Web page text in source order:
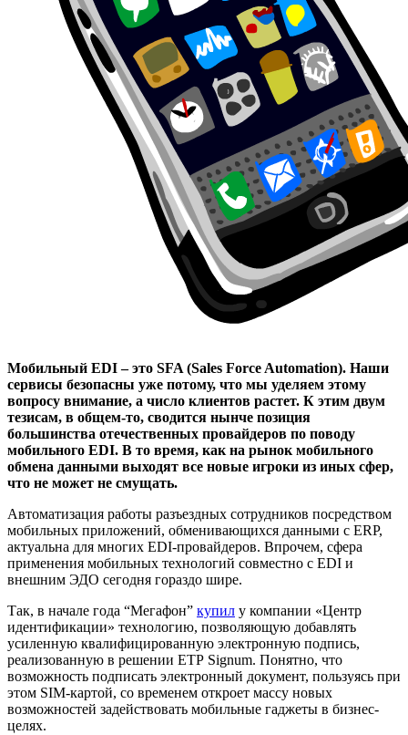
Мобильный EDI – это SFA (Sales Force Automation). Наши
сервисы безопасны уже потому, что мы уделяем этому
вопросу внимание, а число клиентов растет. К этим двум
тезисам, в общем-то, сводится нынче позиция
большинства отечественных провайдеров по поводу
мобильного EDI. В то время, как на рынок мобильного
обмена данными выходят все новые игроки из иных сфер,
что не может не смущать.
Автоматизация работы разъездных сотрудников посредством
мобильных приложений, обменивающихся данными с ERP,
актуальна для многих EDI-провайдеров. Впрочем, сфера
применения мобильных технологий совместно с EDI и
внешним ЭДО сегодня гораздо шире.
Так, в начале года “Мегафон” купил у компании «Центр
идентификации» технологию, позволяющую добавлять
усиленную квалифицированную электронную подпись,
реализованную в решении ЕТР Signum. Понятно, что
возможность подписать электронный документ, пользуясь при
этом SIM-картой, со временем откроет массу новых
возможностей задействовать мобильные гаджеты в бизнес-
целях.